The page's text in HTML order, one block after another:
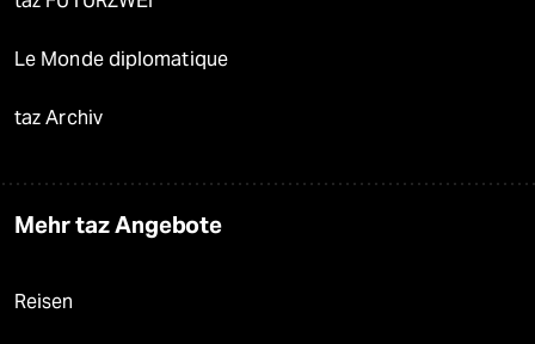
Le Monde diplomatique
taz Archiv
Mehr taz Angebote
Reisen